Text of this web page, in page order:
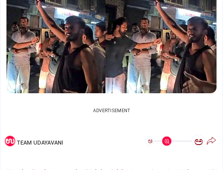
ADVERTISEMENT
TEAM UDAYAVANI ಅ ಅ